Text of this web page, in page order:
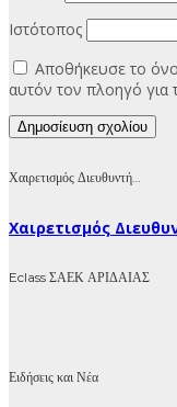
Ιστότοπος
Αποθήκευσε το
αυτόν τον πλοηγό
Χαιρετισμός Διευθυντή…
Χαιρετισμός
Eclass ΣΑΕΚ ΑΡΙΔΑΙΑΣ
Ειδήσεις και Νέα